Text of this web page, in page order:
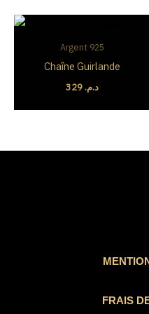
Argent 925
Chaîne Guirlande
د.م. 329
FRAIS